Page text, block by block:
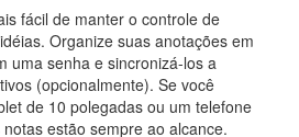
fácil de manter o controle de
Organize suas anotações em
uma senha e sincronizá-los a
(opcionalmente). Se você
de 10 polegadas ou um telefone
estão sempre ao alcance.